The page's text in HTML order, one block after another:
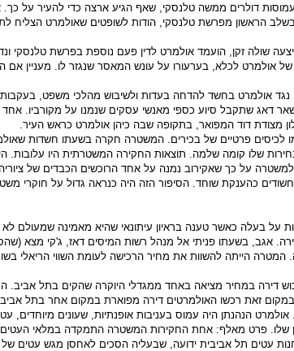
דולרים ממשה טלנסקי, שאף הגיע ארצה כדי להעיר על כך.
הראשון מפרשת טלנסקי, הודות לשופטים שאולמרט הצליח
שולה זקן, הועמד אולמרט לדין פעם נוספת בפרשת טלנסקי
אולמרט לכלא, בערעורו על עונש המאסר שנגזר לו. מעניין אם
אולמרט בחשד להדחה בעדות ולשיבוש מהלכי משפט,
דאג שתקבל סיוע כספי מאנשי עסקים שנמנו על מקורביו.
מצודת דוד המפואר, בתקופה שבה כיהן אולמרט כראש העיר.
פרטיים של בכירים. המשטרה חקרה בשעתו חשדות
שלו קומה שלמה. תוצאות החקירה המשטרתית היו עלובות.
על כך שאקירוב נמנה על אחד הרוכשים הכבדים של
כהענקת שוחד. הסיפור הזה היה כנראה גדול על חוקרי
בעלה כאשר טענה בראיון עיתונאי שהיא מאמינה שמעולם לא
אגב, בשעתו פניתי אל מנהל רשות המיסים דאז, ג'קי מצא
המטרה הייתה להשוות את מחיר הרכישה לעומת השווי הריאלי
דירה במחיר מציאה באחד ממגדלי היוקרה שהקים בתל
זאת רכשו האולמרטים דירה מפוארת במקום אחר בתל אביב.
הנהנתן היה עמוס בעניבות אופנתיות, שעונים מיוחדים,
שלו. פרט מאלף: אחת החקירות המשטרה התמקדה במלאי העטים
עטים תל אביבית ידועה, שבעליה הסכים לאחסן מגש עטים של